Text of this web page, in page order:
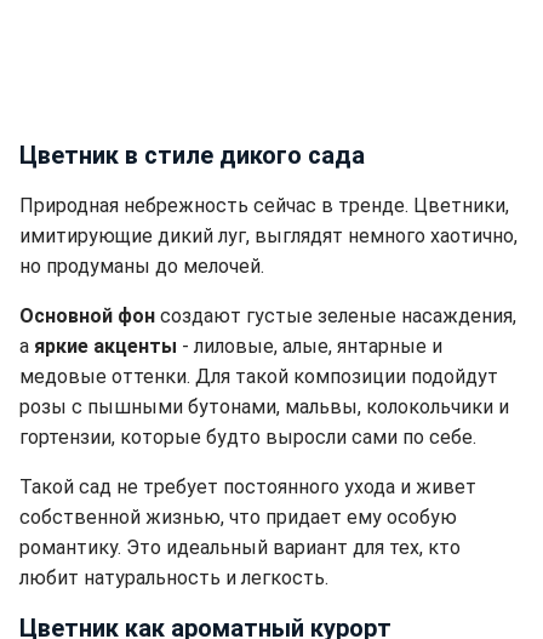
Цветник в стиле дикого сада
Природная небрежность сейчас в тренде. Цветники,
имитирующие дикий луг, выглядят немного хаотично,
но продуманы до мелочей.
Основной фон создают густые зеленые насаждения,
а яркие акценты - лиловые, алые, янтарные и
медовые оттенки. Для такой композиции подойдут
розы с пышными бутонами, мальвы, колокольчики и
гортензии, которые будто выросли сами по себе.
Такой сад не требует постоянного ухода и живет
собственной жизнью, что придает ему особую
романтику. Это идеальный вариант для тех, кто
любит натуральность и легкость.
Цветник как ароматный курорт